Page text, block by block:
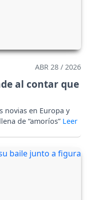
ABR 28 / 2026
al contar que
novias en Europa y
de “amoríos”